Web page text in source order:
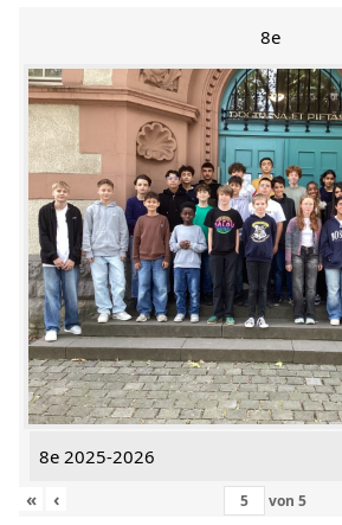
8e
8e 2025-2026
«
‹ von 5